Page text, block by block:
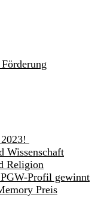
Wissenschaft
Religion
Profil gewinnt
Preis